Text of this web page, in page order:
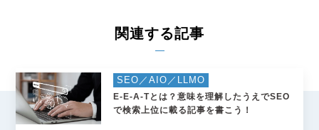
関連する記事
SEO／AIO／LLMO
E-E-A-Tとは？意味を理解したうえでSEO
で検索上位に載る記事を書こう！